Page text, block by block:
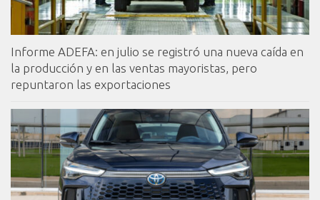
Informe ADEFA: en julio se registró una nueva caída en
la producción y en las ventas mayoristas, pero
repuntaron las exportaciones